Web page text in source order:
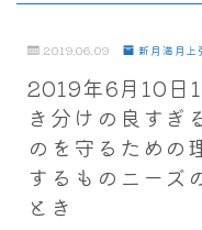
2019.06.09 新月満月上
2019年6月10日
き分けの良すぎ
のを守るための
するものニーズ
とき